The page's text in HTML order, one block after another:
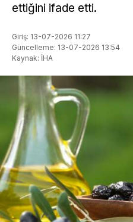
ettiğini ifade etti.
Giriş: 13-07-2026 11:27
Güncelleme: 13-07-2026 13:54
Kaynak: İHA